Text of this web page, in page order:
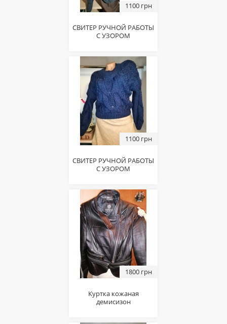
1100 грн
СВИТЕР РУЧНОЙ РАБОТЫ
С УЗОРОМ
1100 грн
СВИТЕР РУЧНОЙ РАБОТЫ
С УЗОРОМ
1800 грн
Куртка кожаная
демисизон